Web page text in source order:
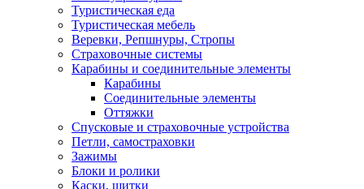
Туристическая еда
Туристическая мебель
Веревки, Репшнуры, Стропы
Страховочные системы
Карабины и соединительные элементы
Карабины
Соединительные элементы
Оттяжки
Спусковые и страховочные устройства
Петли, самостраховки
Зажимы
Блоки и ролики
Каски, щитки